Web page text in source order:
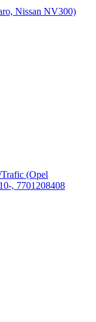
Nissan NV300)
(Opel
, 7701208408